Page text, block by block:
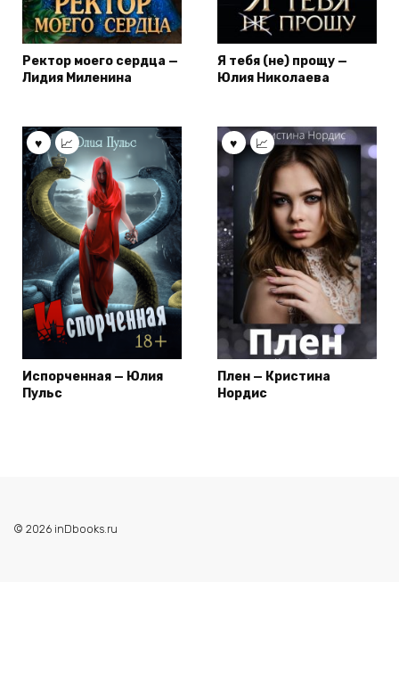
Ректор моего сердца —
Лидия Миленина
Я тебя (не) прощу —
Юлия Николаева
Испорченная — Юлия
Пульс
Плен — Кристина
Нордис
© 2026 inDbooks.ru